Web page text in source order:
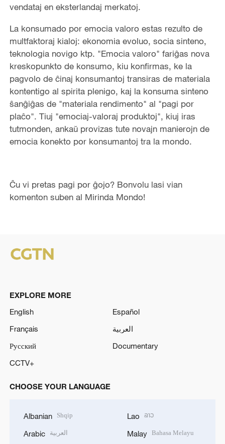
vendataj en eksterlandaj merkatoj.
La konsumado por emocia valoro estas rezulto de
multfaktoraj kialoj: ekonomia evoluo, socia sinteno,
teknologia novigo ktp. "Emocia valoro" fariĝas nova
kreskopunkto de konsumo, kiu konfirmas, ke la
pagvolo de ĉinaj konsumantoj transiras de materiala
kontentigo al spirita plenigo, kaj la konsuma sinteno
ŝanĝiĝas de "materiala rendimento" al "pagi por
plaĉo". Tiuj "emociaj-valoraj produktoj", kiuj iras
tutmonden, ankaŭ provizas tute novajn manierojn de
emocia konekto por konsumantoj tra la mondo.
Ĉu vi pretas pagi por ĝojo? Bonvolu lasi vian
komenton suben al Mirinda Mondo!
EXPLORE MORE
English
Español
Français
العربية
Русский
Documentary
CCTV+
CHOOSE YOUR LANGUAGE
Albanian Shqip
Arabic العربية
Lao ລາວ
Malay Bahasa Melayu